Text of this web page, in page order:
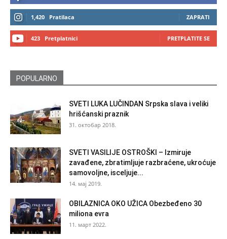
1,420 Pratilaca ZAPRATI
423 Pretplatnici PRETPLATITE SE
POPULARNO
SVETI LUKA LUČINDAN Srpska slava i veliki
hrišćanski praznik
31. октобар 2018.
SVETI VASILIJE OSTROŠKI – Izmiruje
zavađene, zbratimljuje razbraćene, ukroćuje
samovoljne, isceljuje...
14. мај 2019.
OBILAZNICA OKO UŽICA Obezbeđeno 30
miliona evra
11. март 2022.